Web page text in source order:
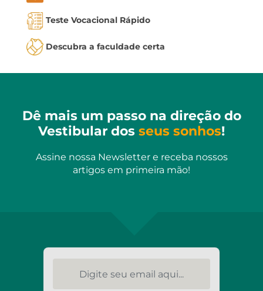
Teste Vocacional Rápido
Descubra a faculdade certa
Dê mais um passo na direção do
Vestibular dos seus sonhos!
Assine nossa Newsletter e receba nossos
artigos em primeira mão!